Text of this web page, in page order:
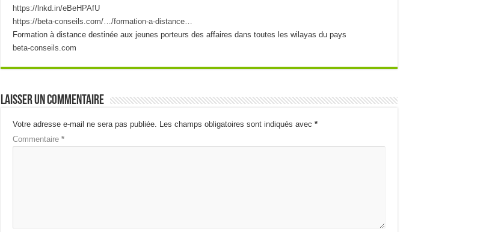
https://lnkd.in/eBeHPAfU
https://beta-conseils.com/…/formation-a-distance…
Formation à distance destinée aux jeunes porteurs des affaires dans toutes les wilayas du pays
beta-conseils.com
Laisser un commentaire
Votre adresse e-mail ne sera pas publiée. Les champs obligatoires sont indiqués avec *
Commentaire *